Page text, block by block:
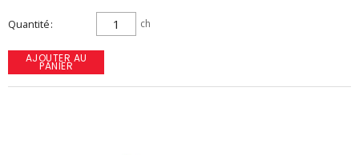
Quantité ch
AJOUTER AU
PANIER